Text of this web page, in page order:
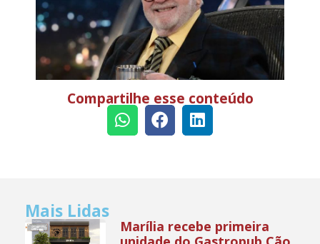
Compartilhe esse conteúdo
Mais Lidas
Marília recebe primeira